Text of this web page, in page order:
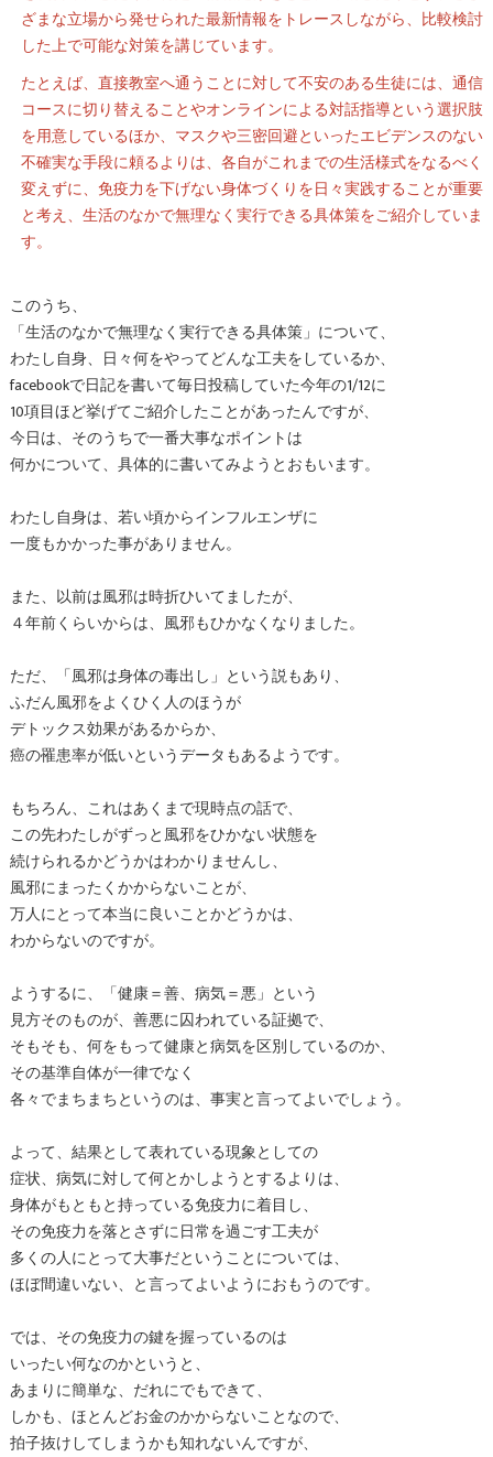
ざまな立場から発せられた最新情報をトレースしながら、比較検討
した上で可能な対策を講じています。
たとえば、直接教室へ通うことに対して不安のある生徒には、通信
コースに切り替えることやオンラインによる対話指導という選択肢
を用意しているほか、マスクや三密回避といったエビデンスのない
不確実な手段に頼るよりは、各自がこれまでの生活様式をなるべく
変えずに、免疫力を下げない身体づくりを日々実践することが重要
と考え、生活のなかで無理なく実行できる具体策をご紹介していま
す。
このうち、
「生活のなかで無理なく実行できる具体策」について、
わたし自身、日々何をやってどんな工夫をしているか、
facebookで日記を書いて毎日投稿していた今年の1/12に
10項目ほど挙げてご紹介したことがあったんですが、
今日は、そのうちで一番大事なポイントは
何かについて、具体的に書いてみようとおもいます。
わたし自身は、若い頃からインフルエンザに
一度もかかった事がありません。
また、以前は風邪は時折ひいてましたが、
４年前くらいからは、風邪もひかなくなりました。
ただ、「風邪は身体の毒出し」という説もあり、
ふだん風邪をよくひく人のほうが
デトックス効果があるからか、
癌の罹患率が低いというデータもあるようです。
もちろん、これはあくまで現時点の話で、
この先わたしがずっと風邪をひかない状態を
続けられるかどうかはわかりませんし、
風邪にまったくかからないことが、
万人にとって本当に良いことかどうかは、
わからないのですが。
ようするに、「健康＝善、病気＝悪」という
見方そのものが、善悪に囚われている証拠で、
そもそも、何をもって健康と病気を区別しているのか、
その基準自体が一律でなく
各々でまちまちというのは、事実と言ってよいでしょう。
よって、結果として表れている現象としての
症状、病気に対して何とかしようとするよりは、
身体がもともと持っている免疫力に着目し、
その免疫力を落とさずに日常を過ごす工夫が
多くの人にとって大事だということについては、
ほぼ間違いない、と言ってよいようにおもうのです。
では、その免疫力の鍵を握っているのは
いったい何なのかというと、
あまりに簡単な、だれにでもできて、
しかも、ほとんどお金のかからないことなので、
拍子抜けしてしまうかも知れないんですが、